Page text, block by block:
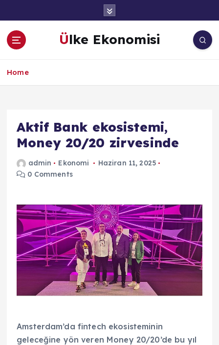
a
Ülke Ekonomisi
Home
Aktif Bank ekosistemi,
Money 20/20 zirvesinde
admin Ekonomi
Haziran 11, 2025
0 Comments
Amsterdam’da fintech ekosisteminin
geleceğine yön veren Money 20/20’de bu yıl